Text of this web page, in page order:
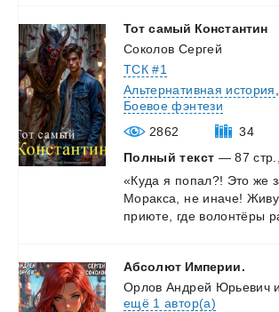
Тот самый Константин
Соколов Сергей
ТСК #1
Альтернативная история
Боевое фэнтези
2862
34
Полный текст — 87
«Куда я попал?! Это же
Моракса,
не иначе! Живу
приюте,
где волонтёры
Абсолют Империи.
Орлов Андрей Юрьевич и
ещё 1 автор(а)